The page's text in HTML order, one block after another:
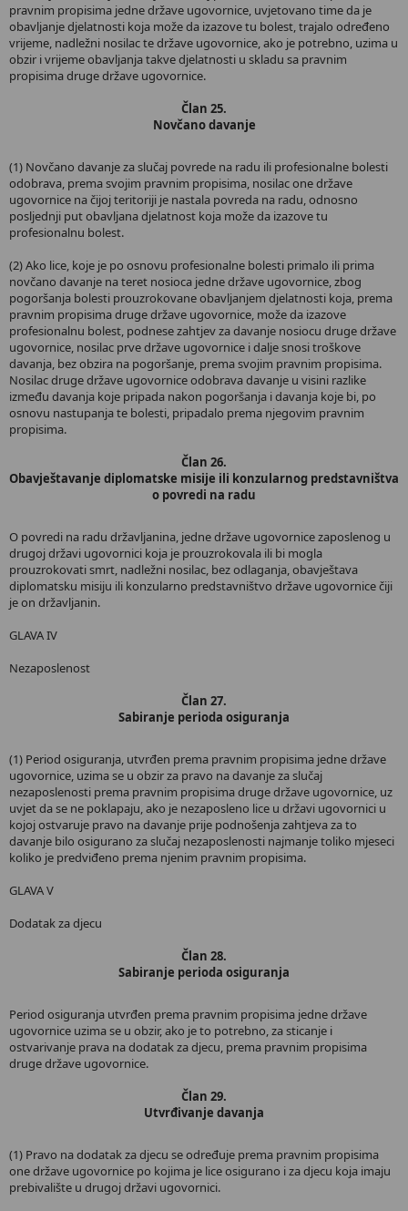
pravnim propisima jedne države ugovornice, uvjetovano time da je
obavljanje djelatnosti koja može da izazove tu bolest, trajalo određeno
vrijeme, nadležni nosilac te države ugovornice, ako je potrebno, uzima u
obzir i vrijeme obavljanja takve djelatnosti u skladu sa pravnim
propisima druge države ugovornice.
Član 25.
Novčano davanje
(1) Novčano davanje za slučaj povrede na radu ili profesionalne bolesti
odobrava, prema svojim pravnim propisima, nosilac one države
ugovornice na čijoj teritoriji je nastala povreda na radu, odnosno
posljednji put obavljana djelatnost koja može da izazove tu
profesionalnu bolest.
(2) Ako lice, koje je po osnovu profesionalne bolesti primalo ili prima
novčano davanje na teret nosioca jedne države ugovornice, zbog
pogoršanja bolesti prouzrokovane obavljanjem djelatnosti koja, prema
pravnim propisima druge države ugovornice, može da izazove
profesionalnu bolest, podnese zahtjev za davanje nosiocu druge države
ugovornice, nosilac prve države ugovornice i dalje snosi troškove
davanja, bez obzira na pogoršanje, prema svojim pravnim propisima.
Nosilac druge države ugovornice odobrava davanje u visini razlike
između davanja koje pripada nakon pogoršanja i davanja koje bi, po
osnovu nastupanja te bolesti, pripadalo prema njegovim pravnim
propisima.
Član 26.
Obavještavanje diplomatske misije ili konzularnog predstavništva
o povredi na radu
O povredi na radu državljanina, jedne države ugovornice zaposlenog u
drugoj državi ugovornici koja je prouzrokovala ili bi mogla
prouzrokovati smrt, nadležni nosilac, bez odlaganja, obavještava
diplomatsku misiju ili konzularno predstavništvo države ugovornice čiji
je on državljanin.
GLAVA IV
Nezaposlenost
Član 27.
Sabiranje perioda osiguranja
(1) Period osiguranja, utvrđen prema pravnim propisima jedne države
ugovornice, uzima se u obzir za pravo na davanje za slučaj
nezaposlenosti prema pravnim propisima druge države ugovornice, uz
uvjet da se ne poklapaju, ako je nezaposleno lice u državi ugovornici u
kojoj ostvaruje pravo na davanje prije podnošenja zahtjeva za to
davanje bilo osigurano za slučaj nezaposlenosti najmanje toliko mjeseci
koliko je predviđeno prema njenim pravnim propisima.
GLAVA V
Dodatak za djecu
Član 28.
Sabiranje perioda osiguranja
Period osiguranja utvrđen prema pravnim propisima jedne države
ugovornice uzima se u obzir, ako je to potrebno, za sticanje i
ostvarivanje prava na dodatak za djecu, prema pravnim propisima
druge države ugovornice.
Član 29.
Utvrđivanje davanja
(1) Pravo na dodatak za djecu se određuje prema pravnim propisima
one države ugovornice po kojima je lice osigurano i za djecu koja imaju
prebivalište u drugoj državi ugovornici.